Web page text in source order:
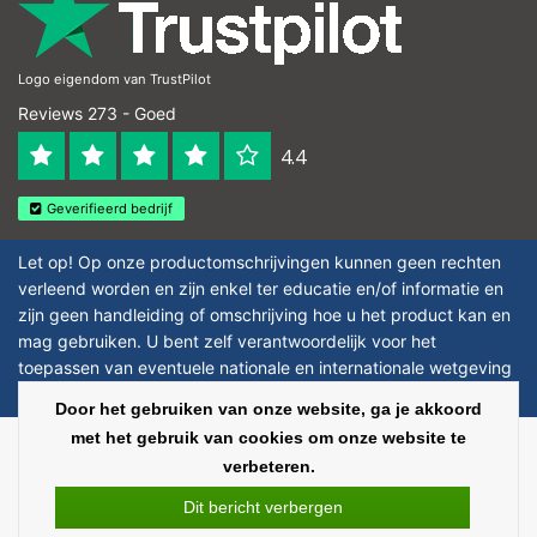
Logo eigendom van TrustPilot
Reviews 273 - Goed
4.4
Geverifieerd bedrijf
Let op! Op onze productomschrijvingen kunnen geen rechten
verleend worden en zijn enkel ter educatie en/of informatie en
zijn geen handleiding of omschrijving hoe u het product kan en
mag gebruiken. U bent zelf verantwoordelijk voor het
toepassen van eventuele nationale en internationale wetgeving
Copyright © 2026 - Laboratorium Discounter - All rights reserved - Theme by
Alle bedragen zijn exclusief BTW
Door het gebruiken van onze website, ga je akkoord
met het gebruik van cookies om onze website te
verbeteren.
Dit bericht verbergen